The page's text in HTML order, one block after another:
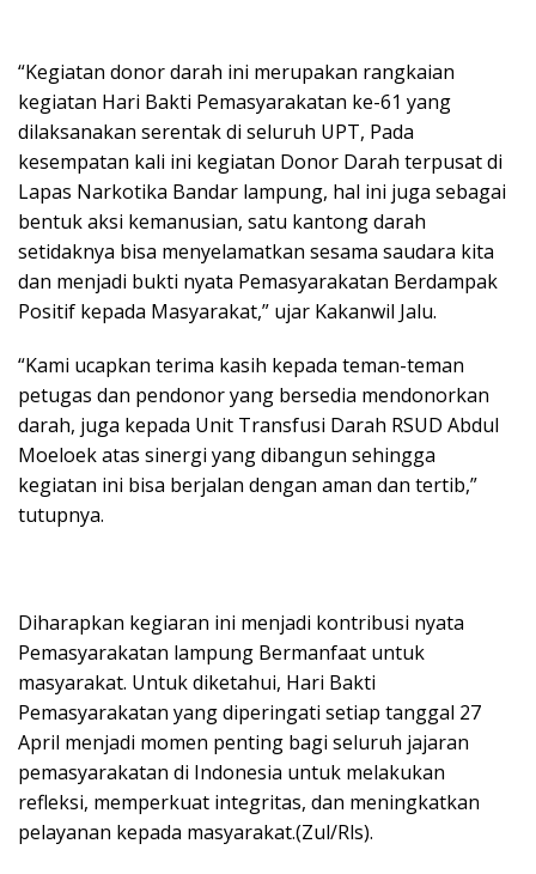
“Kegiatan donor darah ini merupakan rangkaian
kegiatan Hari Bakti Pemasyarakatan ke-61 yang
dilaksanakan serentak di seluruh UPT, Pada
kesempatan kali ini kegiatan Donor Darah terpusat di
Lapas Narkotika Bandar lampung, hal ini juga sebagai
bentuk aksi kemanusian, satu kantong darah
setidaknya bisa menyelamatkan sesama saudara kita
dan menjadi bukti nyata Pemasyarakatan Berdampak
Positif kepada Masyarakat,” ujar Kakanwil Jalu.
“Kami ucapkan terima kasih kepada teman-teman
petugas dan pendonor yang bersedia mendonorkan
darah, juga kepada Unit Transfusi Darah RSUD Abdul
Moeloek atas sinergi yang dibangun sehingga
kegiatan ini bisa berjalan dengan aman dan tertib,”
tutupnya.
Diharapkan kegiaran ini menjadi kontribusi nyata
Pemasyarakatan lampung Bermanfaat untuk
masyarakat. Untuk diketahui, Hari Bakti
Pemasyarakatan yang diperingati setiap tanggal 27
April menjadi momen penting bagi seluruh jajaran
pemasyarakatan di Indonesia untuk melakukan
refleksi, memperkuat integritas, dan meningkatkan
pelayanan kepada masyarakat.(Zul/Rls).